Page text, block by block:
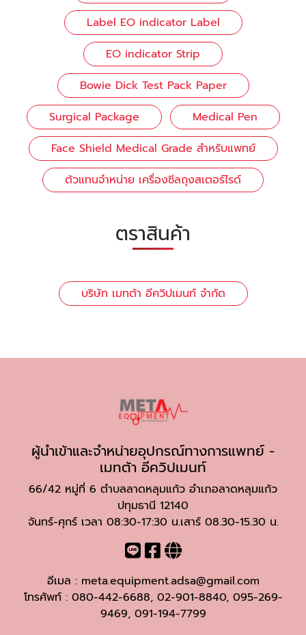
Label EO indicator Label
EO indicator Strip
Bowie Dick Test Pack Paper
Surgical Package
Medical Pen
Face Shield Medical Grade สำหรับแพทย์
ตัวแทนจำหน่าย เครื่องซีลถุงสเตอร์ไรด์
ตราสินค้า
บริษัท เมทต้า อีควิปเมนท์ จำกัด
ผู้นำเข้าและจำหน่ายอุปกรณ์ทางการแพทย์ -
เมทต้า อีควิปเมนท์
66/42 หมู่ที่ 6 ตำบลลาดหลุมแก้ว อำเภอลาดหลุมแก้ว
ปทุมธานี 12140
จันทร์-ศุกร์ เวลา 08:30-17:30 น.เสาร์ 08.30-15.30 น.
อีเมล : meta.equipment.adsa@gmail.com
โทรศัพท์ : 080-442-6688, 02-901-8840, 095-269-
9469, 091-194-7799